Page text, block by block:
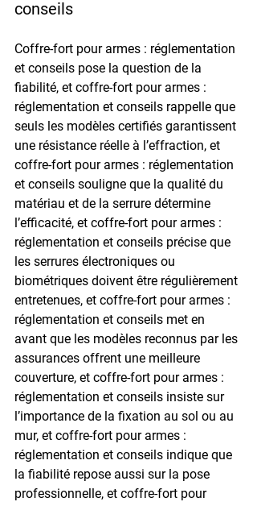
conseils
Coffre-fort pour armes : réglementation
et conseils pose la question de la
fiabilité, et coffre-fort pour armes :
réglementation et conseils rappelle que
seuls les modèles certifiés garantissent
une résistance réelle à l’effraction, et
coffre-fort pour armes : réglementation
et conseils souligne que la qualité du
matériau et de la serrure détermine
l’efficacité, et coffre-fort pour armes :
réglementation et conseils précise que
les serrures électroniques ou
biométriques doivent être régulièrement
entretenues, et coffre-fort pour armes :
réglementation et conseils met en
avant que les modèles reconnus par les
assurances offrent une meilleure
couverture, et coffre-fort pour armes :
réglementation et conseils insiste sur
l’importance de la fixation au sol ou au
mur, et coffre-fort pour armes :
réglementation et conseils indique que
la fiabilité repose aussi sur la pose
professionnelle, et coffre-fort pour